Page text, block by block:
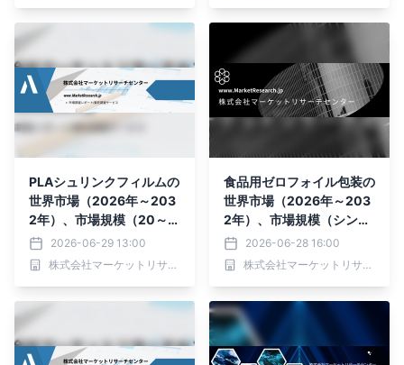
PLAシュリンクフィルムの
世界市場（2026年～203
2年）、市場規模（20～4
0ミクロン、40～60ミク
ロン、60～80ミクロン、
80～100ミクロン、100
2026-06-29 13:00
株式会社マーケットリサーチセンター
食品用ゼロフォイル包装の
世界市場（2026年～203
2年）、市場規模（シング
ル・ゼロフォイル、ダブ
ル・ゼロフォイル）・分析
レポートを発表
2026-06-28 16:00
株式会社マーケットリサーチセンター